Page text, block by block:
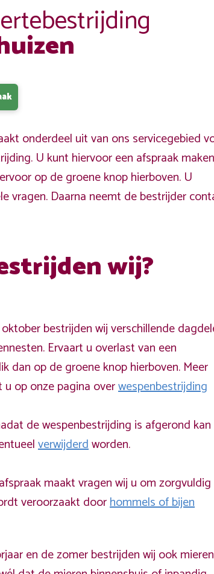
onderdeel uit van ons servicegebied
U kunt hiervoor een afspraak maken
op de groene knop hierboven. U
vragen. Daarna neemt de bestrijder
wij?
bestrijden wij verschillende
Ervaart u overlast van een
dan op de groene knop hierboven. Meer
op onze pagina overwespenbestrijding
de wespenbestrijding is afgerond
verwijderdworden.
maakt vragen wij u om
veroorzaakt doorhommels of bijen
en de zomer bestrijden wij ook